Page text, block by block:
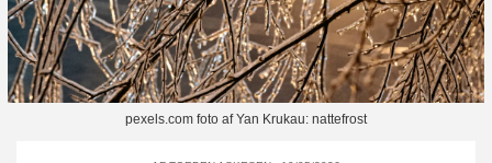
pexels.com foto af Yan Krukau: nattefrost